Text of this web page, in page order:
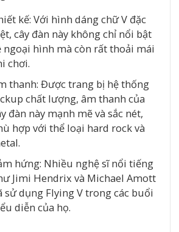
kế: Với hình dáng chữ V đặc
cây đàn này không chỉ nổi bật
ngoại hình mà còn rất thoải mái
chơi.
thanh: Được trang bị hệ thống
chất lượng, âm thanh của
đàn này mạnh mẽ và sắc nét,
hợp với thể loại hard rock và
hứng: Nhiều nghệ sĩ nổi tiếng
Jimi Hendrix và Michael Amott
sử dụng Flying V trong các buổi
diễn của họ.